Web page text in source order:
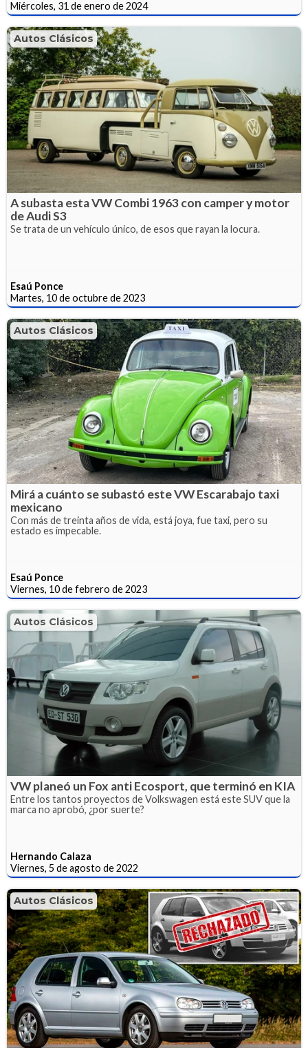
Miércoles, 31 de enero de 2024
Autos Clásicos
A subasta esta VW Combi 1963 con camper y motor
de Audi S3
Se trata de un vehículo único, de esos que rayan la locura.
Esaú Ponce
Martes, 10 de octubre de 2023
Autos Clásicos
Mirá a cuánto se subastó este VW Escarabajo taxi
mexicano
Con más de treinta años de vida, está joya, fue taxi, pero su
estado es impecable.
Esaú Ponce
Viernes, 10 de febrero de 2023
Autos Clásicos
VW planeó un Fox anti Ecosport, que terminó en KIA
Entre los tantos proyectos de Volkswagen está este SUV que la
marca no aprobó, ¿por suerte?
Hernando Calaza
Viernes, 5 de agosto de 2022
Autos Clásicos